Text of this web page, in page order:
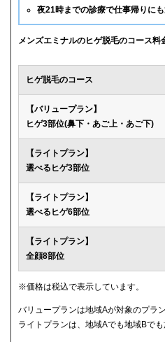
ゴリラクリニック
メンズルシアクリニック
ウィルビークリニックブラック
渋谷美容外科クリニック
メディカルエピレーションクリニック
ダビデクリニック
夜21時までの診療で仕事帰りに
メンズエミナルのヒゲ脱毛のコース料
ヒゲ脱毛のコース
【バリュープラン】
ヒゲ3部位(鼻下・あご上・あご下)
【ライトプラン】
選べるヒゲ3部位
【ライトプラン】
選べるヒゲ6部位
【ライトプラン】
全顔8部位
※価格は税込で表示しています。
バリュープランは地域Aが対象のプラン
ライトプランは、地域Aでも地域Bでも